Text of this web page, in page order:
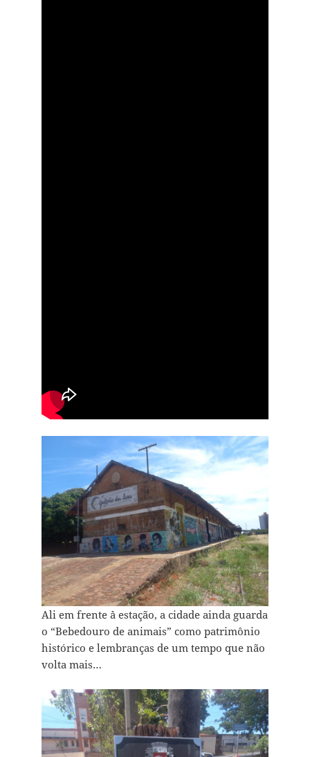
Ali em frente `à estação, a cidade ainda guarda
o “Bebedouro de animais” como patrimônio
histórico e lembranças de um tempo que não
volta mais…